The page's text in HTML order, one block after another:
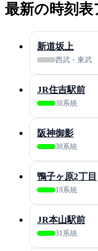
最新の時刻
新道坂上
西武・東武
JR住吉駅前
38系統
阪神御影
38系統
鴨子ヶ原2丁目
19系統
JR本山駅前
31系統